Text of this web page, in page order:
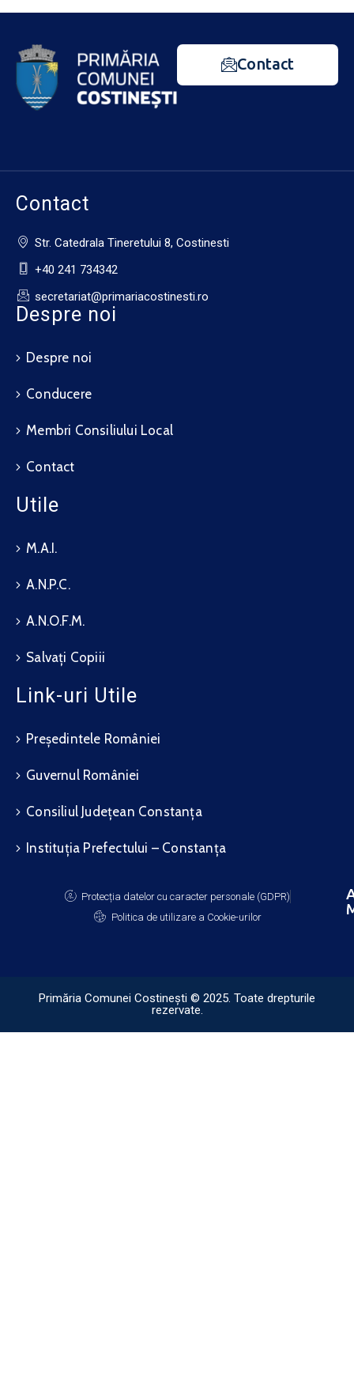
Contact
Contact
Str. Catedrala Tineretului 8, Costinesti
+40 241 734342
secretariat@primariacostinesti.ro​
Despre noi
Despre noi
Conducere
Membri Consiliului Local
Contact
Utile
M.A.I.
A.N.P.C.
A.N.O.F.M.
Salvați Copiii
Link-uri Utile
Președintele României
Guvernul României
Consiliul Județean Constanța
Instituția Prefectului – Constanța
Protecția datelor cu caracter personale (GDPR)
Politica de utilizare a Cookie-urilor
Primăria Comunei Costinești © 2025. Toate drepturile
rezervate.